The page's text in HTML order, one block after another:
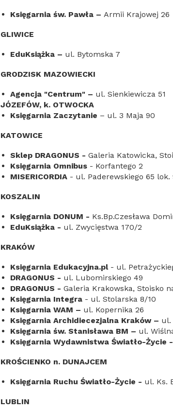
Księgarnia św. Pawła – Armii Krajowej 26
GLIWICE
EduKsiążka – ul. Bytomska 7
GRODZISK MAZOWIECKI
Agencja "Centrum"– ul. Sienkiewicza 51
JÓZEFÓW, k. OTWOCKA
Księgarnia Zaczytanie – ul. 3 Maja 90
KATOWICE
Sklep DRAGONUS - Galeria Katowicka,
Księgarnia Omnibus - Korfantego 2
MISERICORDIA - ul. Paderewskiego 65 lok.
KOSZALIN
Księgarnia DONUM - Ks.Bp.Czesława
EduKsiążka - ul. Zwycięstwa 170/2
KRAKÓW
Księgarnia Edukacyjna.pl - ul.
DRAGONUS - ul. Lubomirskiego 49
DRAGONUS - Galeria Krakowska, Stoisko
Księgarnia Integra - ul. Stolarska 8/10
Księgarnia WAM – ul. Kopernika 26
Księgarnia Archidiecezjalna Kraków – ul.
Księgarnia św. Stanisława BM – ul.
Księgarnia Wydawnistwa Światło-Życie -
KROŚCIENKO n. DUNAJCEM
Księgarnia Ruchu Światło-Życie - ul. Ks.
LUBLIN